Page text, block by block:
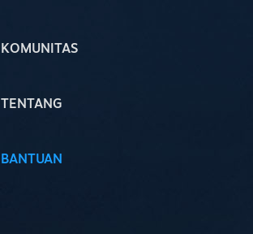
KOMUNITAS
TENTANG
BANTUAN